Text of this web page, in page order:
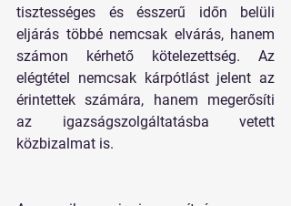
tisztességes és ésszerű időn belüli
eljárás többé nemcsak elvárás, hanem
számon kérhető kötelezettség. Az
elégtétel nemcsak kárpótlást jelent az
érintettek számára, hanem megerősíti
az igazságszolgáltatásba vetett
közbizalmat is.